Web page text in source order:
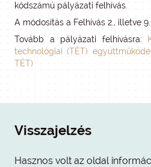
kódszámú pályázati felhívás.
A módosítás a Felhívás 2., illetve
Tovább a pályázati felhívásra:
technológiai (TÉT)
TÉT)
Visszajelzés
Hasznos volt az oldal